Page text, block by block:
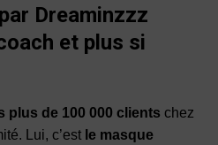
par Dreaminzzz
et plus si
plus de 100 000 clients chez
Lui, c’est le masque